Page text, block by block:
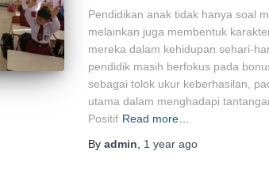
Pendidikan anak tidak hanya soal
melainkan juga membentuk
mereka dalam kehidupan sehari-
pendidik masih berfokus pada
sebagai tolok ukur keberhasilan,
utama dalam menghadapi
Positif Read more…
By admin 1 year ago